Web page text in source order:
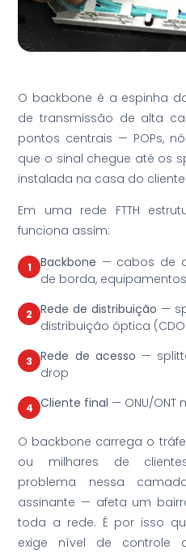
O backbone é a espinha
de transmissão de alta
pontos centrais — POPs,
que o sinal chegue até os
instalada na casa do cliente.
Em uma rede FTTH
funciona assim:
1 Backbone — cabos de
de borda,
2 Rede de distribuição —
distribuição óptica
3 Rede de acesso —
drop
4 Cliente final — ONU/
O backbone carrega o
ou milhares de
problema nessa
assinante — afeta um
toda a rede. É por isso
exige nível de controle